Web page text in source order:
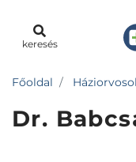
keresés
Főoldal
Dr.